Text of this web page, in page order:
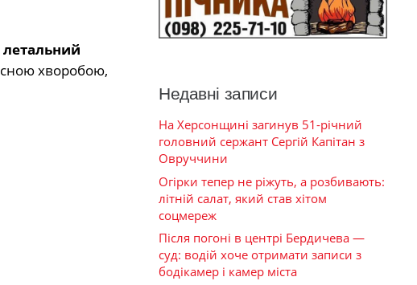
хворобою,
Недавні записи
На Херсонщині загинув 51-річний
головний сержант Сергій Капітан з
Овруччини
Огірки тепер не ріжуть, а розбивають:
літній салат, який став хітом
соцмереж
Після погоні в центрі Бердичева —
суд: водій хоче отримати записи з
бодікамер і камер міста